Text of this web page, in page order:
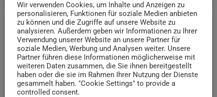
insert_link
Wir verwenden Cookies, um Inhalte und Anzeigen zu
personalisieren, Funktionen für soziale Medien anbieten
zu können und die Zugriffe auf unsere Website zu
analysieren. Außerdem geben wir Informationen zu Ihrer
Verwendung unserer Website an unsere Partner für
soziale Medien, Werbung und Analysen weiter. Unsere
Partner führen diese Informationen möglicherweise mit
weiteren Daten zusammen, die Sie ihnen bereitgestellt
haben oder die sie im Rahmen Ihrer Nutzung der Dienste
gesammelt haben. "Cookie Settings" to provide a
controlled consent.